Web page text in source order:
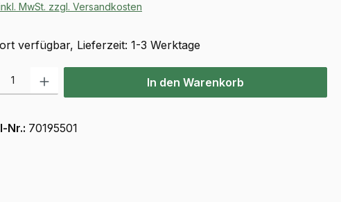
MwSt. zzgl. Versandkosten
verfügbar, Lieferzeit: 1-3 Werktage
Anzahl: Gib den gewünschten Wert ein oder benutze die Schaltflächen
In den Warenkorb
Nr.: 70195501